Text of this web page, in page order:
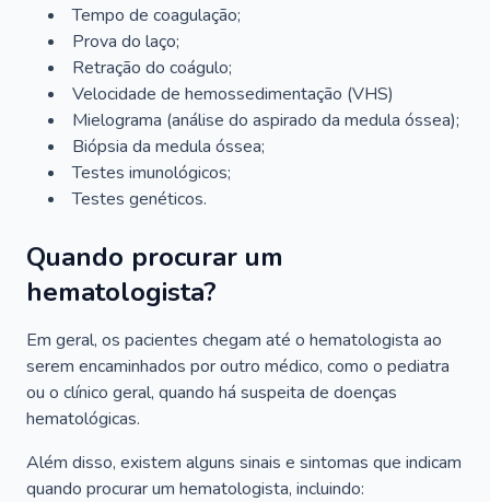
Tempo de coagulação;
Prova do laço;
Retração do coágulo;
Velocidade de hemossedimentação (VHS)
Mielograma (análise do aspirado da medula óssea);
Biópsia da medula óssea;
Testes imunológicos;
Testes genéticos.
Quando procurar um
hematologista?
Em geral, os pacientes chegam até o hematologista ao
serem encaminhados por outro médico, como o pediatra
ou o clínico geral, quando há suspeita de doenças
hematológicas.
Além disso, existem alguns sinais e sintomas que indicam
quando procurar um hematologista, incluindo: